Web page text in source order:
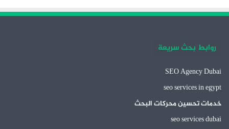
روابط بحث سريعة
SEO Agency Dubai
seo services in egypt
خدمات تحسين محركات البحث
seo services dubai